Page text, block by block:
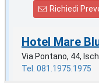
Richiedi
Hotel Mare
Via Pontano, 44,
Tel. 081.1975.1975